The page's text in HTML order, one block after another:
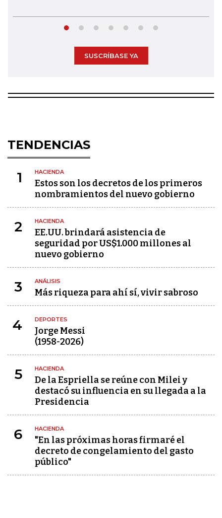
SUSCRÍBASE YA
TENDENCIAS
1 HACIENDA
Estos son los decretos de los primeros
nombramientos del nuevo gobierno
2 HACIENDA
EE.UU. brindará asistencia de
seguridad por US$1.000 millones al
nuevo gobierno
3 ANÁLISIS
Más riqueza para ahí sí, vivir sabroso
4 DEPORTES
Jorge Messi
(1958-2026)
5 HACIENDA
De la Espriella se reúne con Milei y
destacó su influencia en su llegada a la
Presidencia
6 HACIENDA
"En las próximas horas firmaré el
decreto de congelamiento del gasto
público"